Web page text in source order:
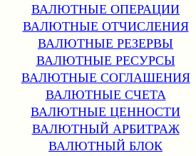
ВАЛЮТНЫЕ ОПЕРАЦИИ
ВАЛЮТНЫЕ ОТЧИСЛЕНИЯ
ВАЛЮТНЫЕ РЕЗЕРВЫ
ВАЛЮТНЫЕ РЕСУРСЫ
ВАЛЮТНЫЕ СОГЛАШЕНИЯ
ВАЛЮТНЫЕ СЧЕТА
ВАЛЮТНЫЕ ЦЕННОСТИ
ВАЛЮТНЫЙ АРБИТРАЖ
ВАЛЮТНЫЙ БЛОК